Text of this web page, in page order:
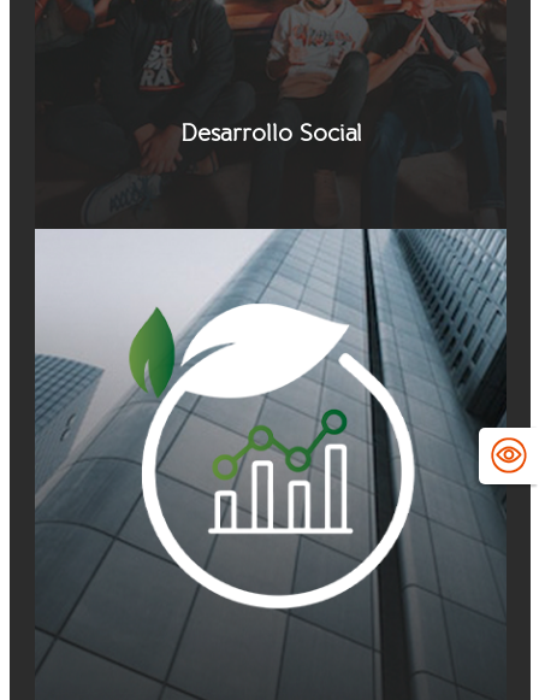
Desarrollo Social